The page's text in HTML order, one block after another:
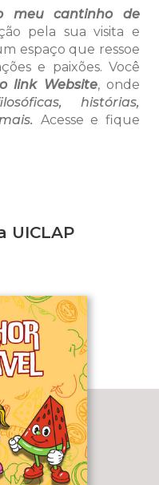
meu cantinho de
pela sua visita e
espaço que ressoe
e paixões. Você
link Website, onde
histórias,
. Acesse e fique
UICLAP